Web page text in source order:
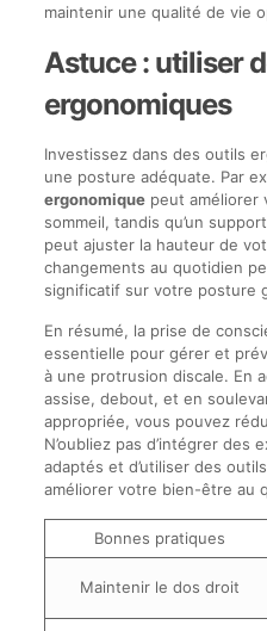
maintenir une qualité de vie
Astuce : utiliser
ergonomiques
Investissez dans des outils
une posture adéquate. Par
ergonomiquepeut améliorer
sommeil, tandis qu’un
peut ajuster la hauteur de
changements au quotidien
significatif sur votre posture
En résumé, la prise de
essentielle pour gérer et
à une protrusion discale. En
assise, debout, et en
appropriée, vous pouvez
N’oubliez pas d’intégrer des
adaptés et d’utiliser des
améliorer votre bien-être au
Bonnes pratiques
Maintenir le dos droit